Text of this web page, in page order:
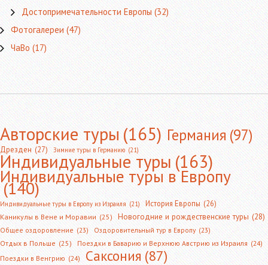
Достопримечательности Европы(32)
Фотогалереи(47)
ЧаВо(17)
Авторские туры(165) Германия(97)
Дрезден (27) Зимние туры в Германию (21)
Индивидуальные туры(163)
Индивидуальные туры в Европу
(140)
Индивидуальные туры в Европу из Израиля (21) История Европы (26)
Каникулы в Вене и Моравии (25) Новогодние и рождественские туры (28)
Общее оздоровление (23) Оздоровительный тур в Европу (23)
Отдых в Польше (25) Поездки в Баварию и Верхнюю Австрию из Израиля (24)
Поездки в Венгрию (24) Саксония(87)